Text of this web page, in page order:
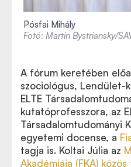
Pósfai Mihály
Fotó: Martin Bystriansky/
A fórum keretében
szociológus, Lendület-
ELTE
kutatóprofesszora, az
Társadalomtudományi
egyetemi docense, a
tagja is. Koltai Júlia az
Akadémiája (FKA)